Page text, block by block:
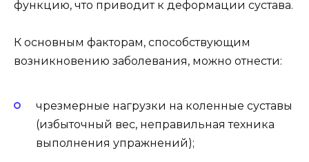
функцию, что приводит к деформации сустава.
К основным факторам, способствующим
возникновению заболевания, можно отнести:
чрезмерные нагрузки на коленные суставы
(избыточный вес, неправильная техника
выполнения упражнений);